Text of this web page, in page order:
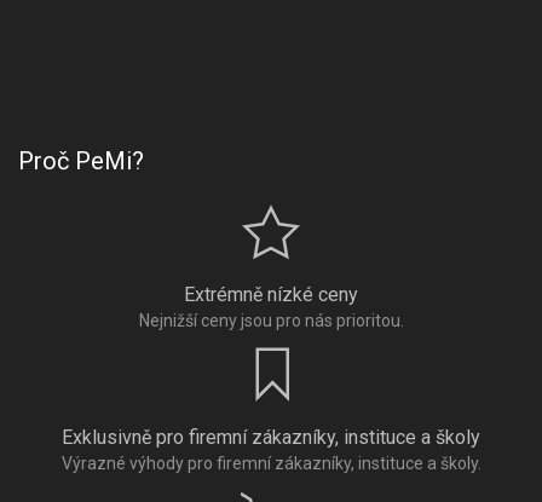
Proč PeMi?
Extrémně nízké ceny
Nejnižší ceny jsou pro nás prioritou.
Exklusivně pro firemní zákazníky, instituce a školy
Výrazné výhody pro firemní zákazníky, instituce a školy.